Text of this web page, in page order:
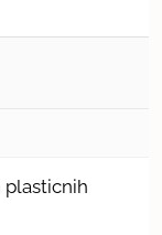
plasticnih